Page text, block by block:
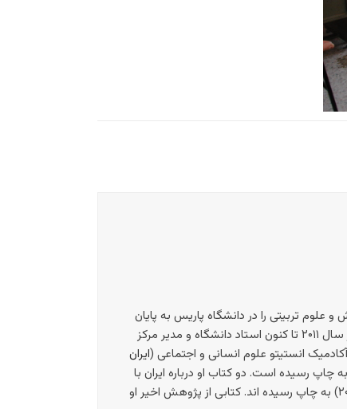
تربیتی را در دانشگاه پاریس به پایان
رسانید. او از سال ۱۹۹۲ تا ۱۹۹۷ پژوهشگر مرکز پژوهشهای دانشجویی و از سال ۱۹۹۷ تا ۲۰۱۱ دانشیار دانشگاه پاریس ۸ بود. وی از سال ۲۰۱۱ تا کنون استاد دانشگاه و مدیر مرکز
انستیتو علوم انسانی و اجتماعی (ایران
رسیده است. دو کتاب او درباره ایران با
عناوین “دین و آموزش: شکست اسلامی کردن نظام آموزشی در ایران” (۲۰۰۶) و “تبعیض و عدم مدارا در کتاب های درسی ایران” (۲۰۰۸) به چاپ رسیده اند. کتابی از پژوهش اخیر او